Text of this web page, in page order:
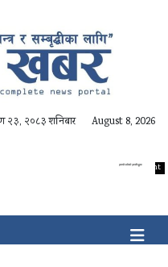
२३, २०८३ शनिबार August 8, 2026